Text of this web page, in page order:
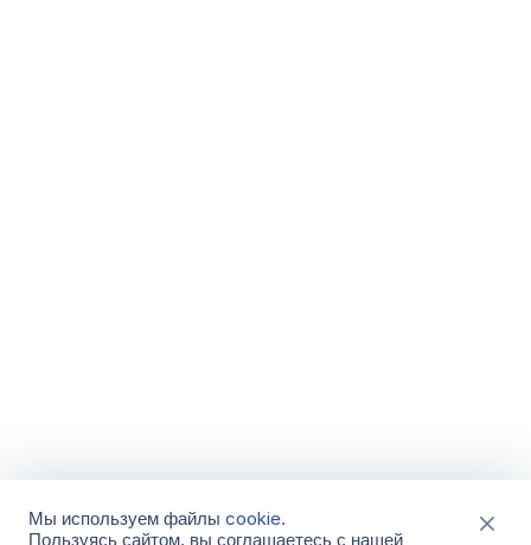
Мы используем файлы cookie.
Пользуясь сайтом, вы соглашаетесь с нашей